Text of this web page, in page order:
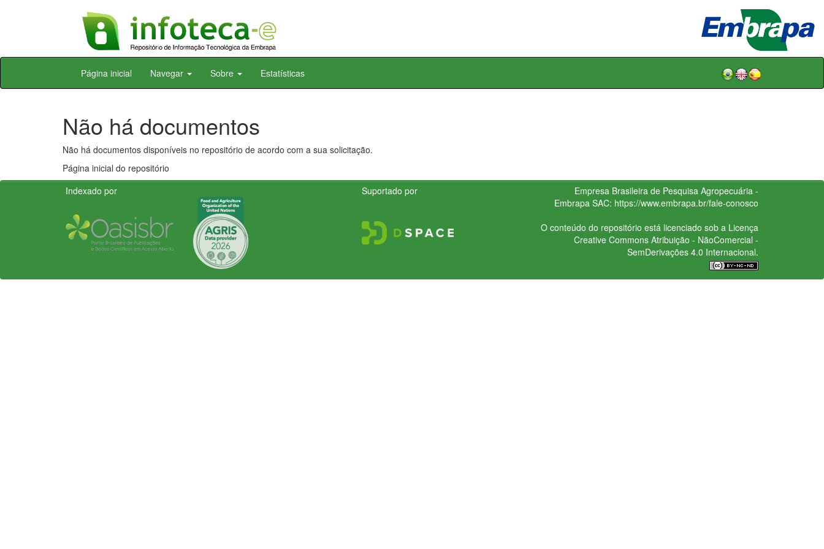
Skip
Página inicial Navegar Sobre Estatísticas
Não há documentos
Não há documentos disponíveis no repositório de acordo com a sua solicitação.
Página inicial do repositório
Indexado por
Suportado por
Empresa Brasileira de Pesquisa Agropecuária -
Embrapa SAC: https://www.embrapa.br/fale-conosco
O conteúdo do repositório está licenciado sob a Licença
Creative CommonsAtribuição - NãoComercial -
SemDerivações 4.0 Internacional.